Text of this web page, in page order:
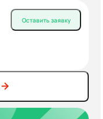
Оставить заявку